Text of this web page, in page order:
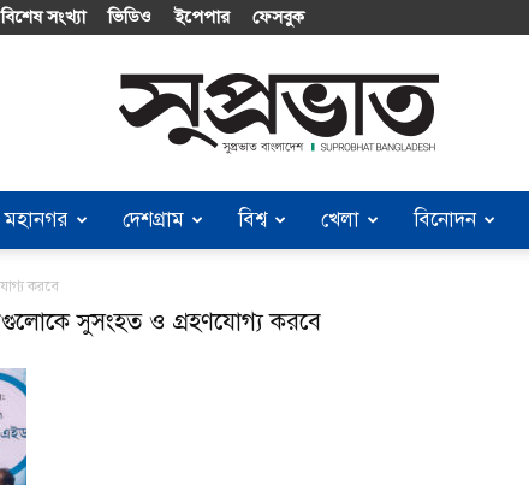
বিশেষ সংখ্যা ভিডিও ইপেপার ফেসবুক
Suprobhat
মহানগর দেশগ্রাম বিশ্ব খেলা বিনোদন
করবে
সুসংহত ও গ্রহণযোগ্য করবে